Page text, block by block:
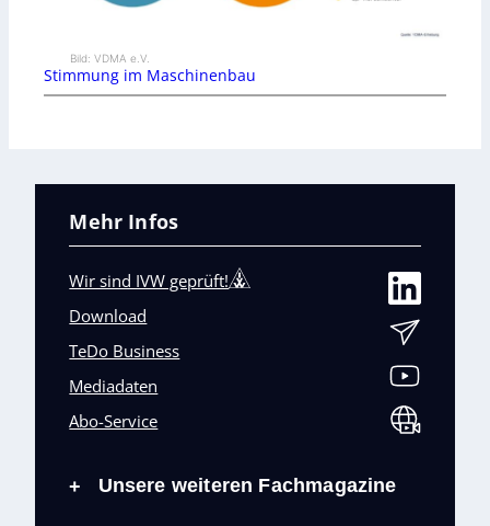
Bild: VDMA e.V.
Stimmung im Maschinenbau
Mehr Infos
Wir sind IVW geprüft!
Download
TeDo Business
Mediadaten
Abo-Service
+ Unsere weiteren Fachmagazine